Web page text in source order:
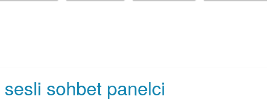
sesli sohbet panelci